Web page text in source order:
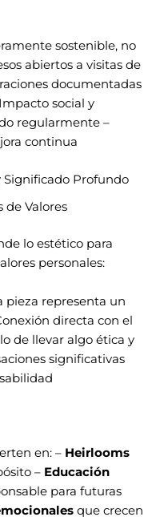
sostenible, no
abiertos a visitas de
documentadas
social y
regularmente –
continua
Significado Profundo
de Valores
lo estético para
personales:
pieza representa un
directa con el
de llevar algo ética y
significativas
en: – Heirlooms
– Educación
para futuras
que crecen